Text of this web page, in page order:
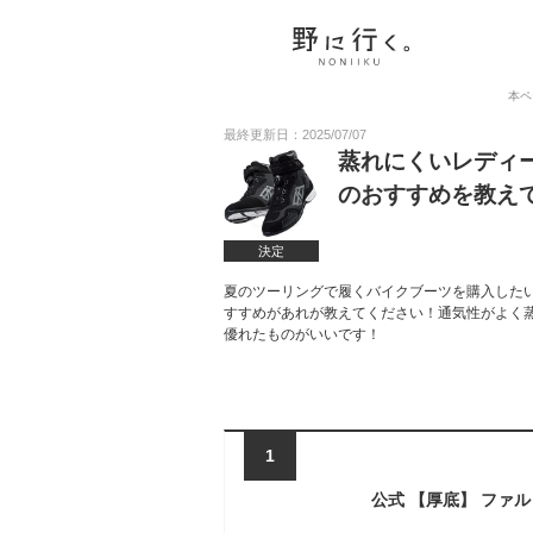
本
最終更新日：2025/07/07
決定
蒸れにくいレディ
のおすすめを教え
夏のツーリングで履くバイクブーツを購入し
すすめがあれが教えてください！通気性がよ
優れたものがいいです！
1